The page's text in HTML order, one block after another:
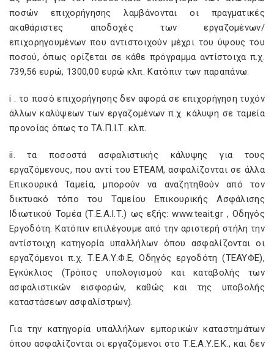
ποσών επιχορήγησης λαμβάνονται οι πραγματικές
ακαθάριστες αποδοχές των εργαζομένων/
επιχορηγουμένων που αντιστοιχούν μέχρι του ύψους του
ποσού, όπως ορίζεται σε κάθε πρόγραμμα αντίστοιχα π.χ.
739,56 ευρώ, 1300,00 ευρώ κλπ. Κατόπιν των παραπάνω:
i . το ποσό επιχορήγησης δεν αφορά σε επιχορήγηση τυχόν
άλλων καλύψεων των εργαζομένων π.χ. κάλυψη σε ταμεία
προνοίας όπως το ΤΑ.Π.Ι.Τ. κλπ.
ii. τα ποσοστά ασφαλιστικής κάλυψης για τους
εργαζόμενους, που αντί του ΕΤΕΑΜ, ασφαλίζονται σε άλλα
Επικουρικά Ταμεία, μπορούν να αναζητηθούν από τον
δικτυακό τόπο του Ταμείου Επικουρικής Ασφάλισης
Ιδιωτικού Τομέα (Τ.Ε.Α.Ι.Τ.) ως εξής: www.teait.gr , Oδηγός
Εργοδότη. Κατόπιν επιλέγουμε από την αριστερή στήλη την
αντίστοιχη κατηγορία υπαλλήλων όπου ασφαλίζονται οι
εργαζόμενοι π.χ. Τ.Ε.Α.Υ.Φ.Ε, Οδηγός εργοδότη (ΤΕΑΥΦΕ),
Εγκύκλιος (Τρόπος υπολογισμού και καταβολής των
ασφαλιστικών εισφορών, καθώς και της υποβολής
καταστάσεων ασφαλίστρων).
Για την κατηγορία υπαλλήλων εμπορικών καταστημάτων
όπου ασφαλίζονται οι εργαζόμενοι στο Τ.Ε.Α.Υ.Ε.Κ., και δεν